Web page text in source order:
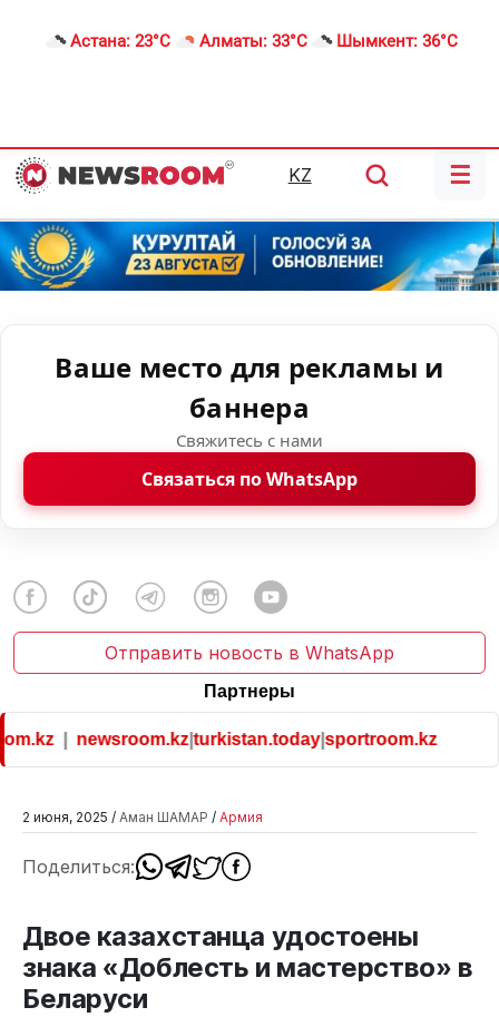
Астана: 23°C Алматы: 33°C Шымкент: 36°C
KZ ☰
Ваше место для рекламы и
баннера
Свяжитесь с нами
Связаться по WhatsApp
Отправить новость в WhatsApp
Партнеры
| newsroom.kz|turkistan.today|sportroom.kz
2 июня, 2025 / Аман ШАМАР / Армия
Поделиться:
Двое казахстанца удостоены
знака «Доблесть и мастерство» в
Беларуси